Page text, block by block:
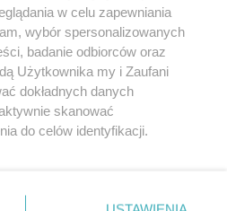
PRYWATNOŚCI
w celu zapewniania
wybór spersonalizowanych
badanie odbiorców oraz
Użytkownika my i Zaufani
dokładnych danych
skanować
do celów identyfikacji.